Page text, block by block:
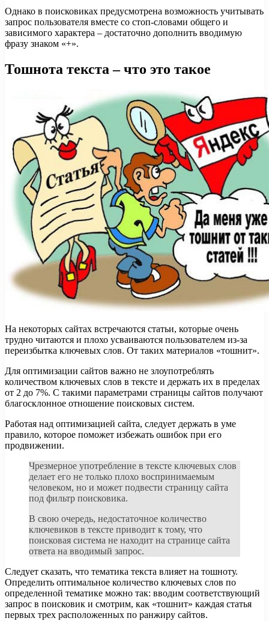
Однако в поисковиках предусмотрена возможность учитывать
запрос пользователя вместе со стоп-словами общего и
зависимого характера – достаточно дополнить вводимую
фразу знаком «+».
Тошнота текста – что это такое
На некоторых сайтах встречаются статьи, которые очень
трудно читаются и плохо усваиваются пользователем из-за
переизбытка ключевых слов. От таких материалов «тошнит».
Для оптимизации сайтов важно не злоупотреблять
количеством ключевых слов в тексте и держать их в пределах
от 2 до 7%. С такими параметрами страницы сайтов получают
благосклонное отношение поисковых систем.
Работая над оптимизацией сайта, следует держать в уме
правило, которое поможет избежать ошибок при его
продвижении.
Чрезмерное употребление в тексте ключевых слов
делает его не только плохо воспринимаемым
человеком, но и может подвести страницу сайта
под фильтр поисковика.
В свою очередь, недостаточное количество
ключевиков в тексте приводит к тому, что
поисковая система не находит на странице сайта
ответа на вводимый запрос.
Следует сказать, что тематика текста влияет на тошноту.
Определить оптимальное количество ключевых слов по
определенной тематике можно так: вводим соответствующий
запрос в поисковик и смотрим, как «тошнит» каждая статья
первых трех расположенных по ранжиру сайтов.